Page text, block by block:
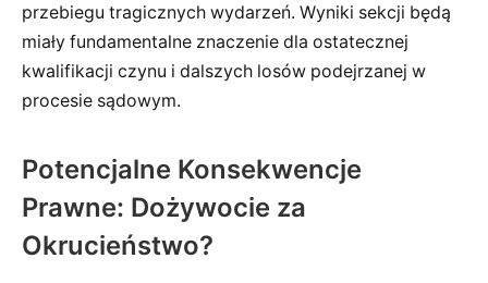
przebiegu tragicznych wydarzeń. Wyniki sekcji będą
miały fundamentalne znaczenie dla ostatecznej
kwalifikacji czynu i dalszych losów podejrzanej w
procesie sądowym.
Potencjalne Konsekwencje
Prawne: Dożywocie za
Okrucieństwo?